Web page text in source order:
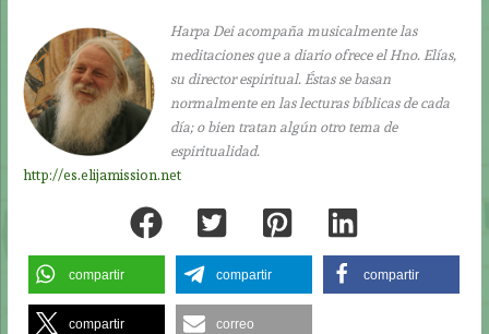
Harpa Dei acompaña musicalmente las
meditaciones que a diario ofrece el Hno. Elías,
su director espiritual. Éstas se basan
normalmente en las lecturas bíblicas de cada
día; o bien tratan algún otro tema de
espiritualidad.
http://es.elijamission.net
compartir compartir compartir
compartir correo